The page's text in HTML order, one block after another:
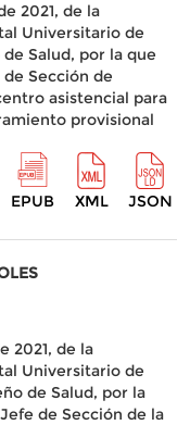
2021, de la
Universitario de
Salud, por la que
Sección de
asistencial para
provisional
EPUB XML JSON
2021, de la
Universitario de
de Salud, por la
de Sección de la